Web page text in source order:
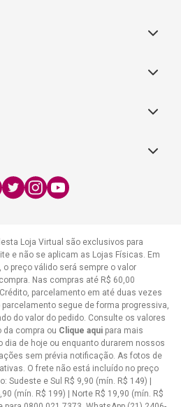
Loja Virtual são exclusivos para
e não se aplicam as Lojas Físicas. Em
preço válido será sempre o valor
Nas compras até R$ 60,00
parcelamento em até duas vezes
segue de forma progressiva,
do valor do pedido. Consulte os valores
compra ou Clique aqui para mais
dia de hoje ou enquanto durarem nossos
sem prévia notificação. As fotos de
O frete não está incluído no preço
Sudeste e Sul R$ 9,90 (mín. R$ 149) |
(mín. R$ 199) | Norte R$ 19,90 (mín. R$